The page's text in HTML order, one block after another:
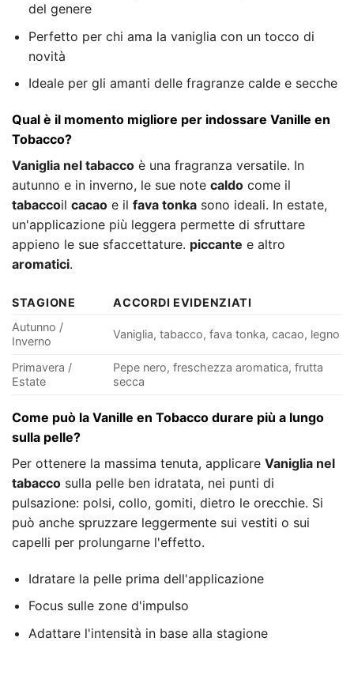
del genere
Perfetto per chi ama la vaniglia con un tocco di
novità
Ideale per gli amanti delle fragranze calde e secche
Qual è il momento migliore per indossare Vanille en
Tobacco?
Vaniglia nel tabacco è una fragranza versatile. In
autunno e in inverno, le sue note caldo come il
tabaccoil cacao e il fava tonka sono ideali. In estate,
un'applicazione più leggera permette di sfruttare
appieno le sue sfaccettature. piccante e altro
aromatici.
STAGIONE
ACCORDI EVIDENZIATI
Autunno /
Inverno
Vaniglia, tabacco, fava tonka, cacao, legno
Primavera /
Estate
Pepe nero, freschezza aromatica, frutta
secca
Come può la Vanille en Tobacco durare più a lungo
sulla pelle?
Per ottenere la massima tenuta, applicare Vaniglia nel
tabacco sulla pelle ben idratata, nei punti di
pulsazione: polsi, collo, gomiti, dietro le orecchie. Si
può anche spruzzare leggermente sui vestiti o sui
capelli per prolungarne l'effetto.
Idratare la pelle prima dell'applicazione
Focus sulle zone d'impulso
Adattare l'intensità in base alla stagione